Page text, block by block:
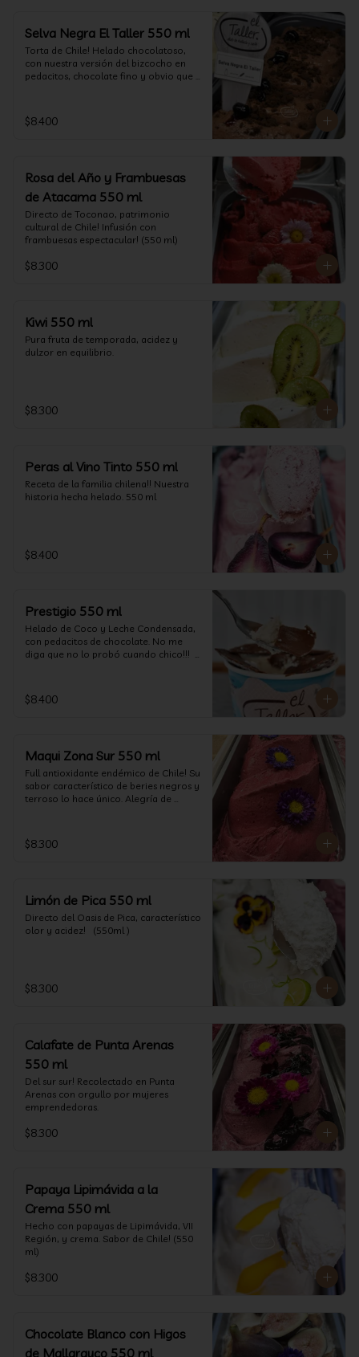
Selva Negra El Taller 550 ml
Torta de Chile! Helado chocolatoso,
con nuestra versión del bizcocho en
pedacitos, chocolate fino y obvio que
$8.400
Rosa del Año y Frambuesas
de Atacama 550 ml
Directo de Toconao, patrimonio
cultural de Chile! Infusión con
frambuesas espectacular! (550 ml)
$8.300
Kiwi 550 ml
Pura fruta de temporada, acidez y
dulzor en equilibrio.
$8.300
Peras al Vino Tinto 550 ml
Receta de la familia chilena!! Nuestra
historia hecha helado. 550 ml
$8.400
Prestigio 550 ml
Helado de Coco y Leche Condensada,
con pedacitos de chocolate. No me
diga que no lo probó cuando chico!!!
$8.400
Maqui Zona Sur 550 ml
Full antioxidante endémico de Chile! Su
sabor característico de beries negros y
terroso lo hace único. Alegría de
$8.300
Limón de Pica 550 ml
Directo del Oasis de Pica, característico
olor y acidez!   (550ml )
$8.300
Calafate de Punta Arenas
550 ml
Del sur sur! Recolectado en Punta
Arenas con orgullo por mujeres
emprendedoras.
$8.300
Papaya Lipimávida a la
Crema 550 ml
Hecho con papayas de Lipimávida, VII
Región, y crema. Sabor de Chile! (550
ml)
$8.300
Chocolate Blanco con Higos
de Mallarauco 550 ml